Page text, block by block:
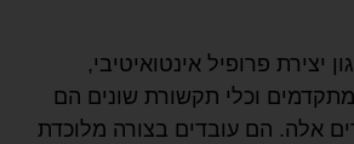
יצירת פרופיל אינטואיטיבי,
וכלי תקשורת שונים הם
אלה. הם עובדים בצורה מלוכדת